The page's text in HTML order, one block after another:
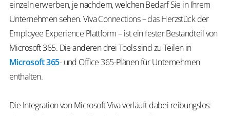
einzeln erwerben, je nachdem, welchen Bedarf Sie in Ihrem
Unternehmen sehen. Viva Connections – das Herzstück der
Employee Experience Plattform – ist ein fester Bestandteil von
Microsoft 365. Die anderen drei Tools sind zu Teilen in
Microsoft 365- und Office 365-Plänen für Unternehmen
enthalten.
Die Integration von Microsoft Viva verläuft dabei reibungslos: